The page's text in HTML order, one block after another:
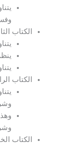
الكتاب
الكتاب
الكتاب